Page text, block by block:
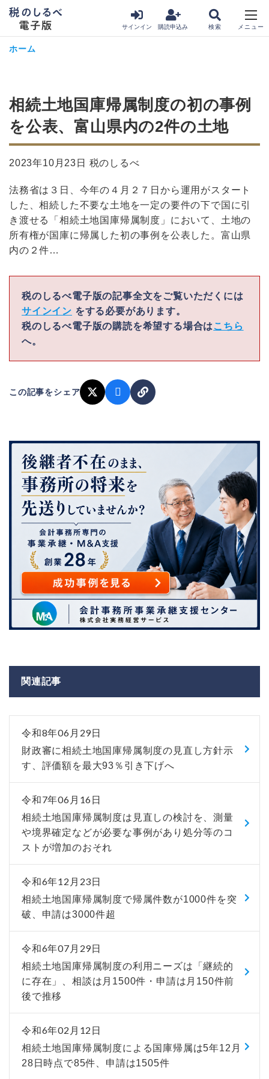
サインイン 購読申込み
ホーム
相続土地国庫帰属制度の初の事例
を公表、富山県内の2件の土地
2023年10月23日 税のしるべ
法務省は３日、今年の４月２７日から運用がスタート
した、相続した不要な土地を一定の要件の下で国に引
き渡せる「相続土地国庫帰属制度」において、土地の
所有権が国庫に帰属した初の事例を公表した。富山県
内の２件…
税のしるべ電子版の記事全文をご覧いただくには
サインイン をする必要があります。
税のしるべ電子版の購読を希望する場合は こちら
へ。
この記事をシェア
関連記事
令和8年06月29日
財政審に相続土地国庫帰属制度の見直し方針示
す、評価額を最大93％引き下げへ
令和7年06月16日
相続土地国庫帰属制度は見直しの検討を、測量
や境界確定などが必要な事例があり処分等のコ
ストが増加のおそれ
令和6年12月23日
相続土地国庫帰属制度で帰属件数が1000件を突
破、申請は3000件超
令和6年07月29日
相続土地国庫帰属制度の利用ニーズは「継続的
に存在」、相談は月1500件・申請は月150件前
後で推移
令和6年02月12日
相続土地国庫帰属制度による国庫帰属は5年12月
28日時点で85件、申請は1505件